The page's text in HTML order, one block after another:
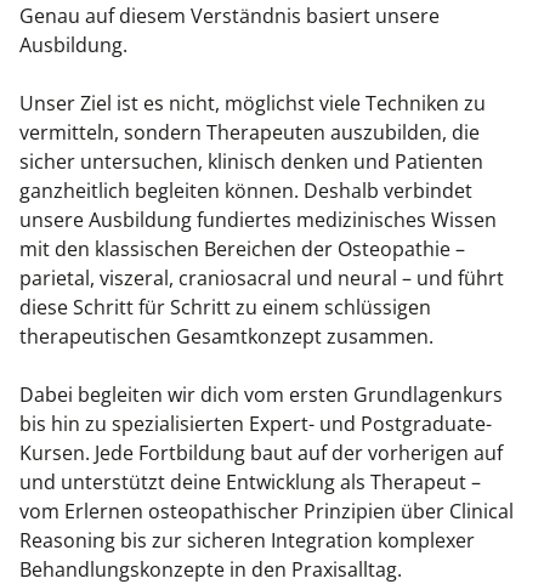
Genau auf diesem Verständnis basiert unsere
Ausbildung.
Unser Ziel ist es nicht, möglichst viele Techniken zu
vermitteln, sondern Therapeuten auszubilden, die
sicher untersuchen, klinisch denken und Patienten
ganzheitlich begleiten können. Deshalb verbindet
unsere Ausbildung fundiertes medizinisches Wissen
mit den klassischen Bereichen der Osteopathie –
parietal, viszeral, craniosacral und neural – und führt
diese Schritt für Schritt zu einem schlüssigen
therapeutischen Gesamtkonzept zusammen.
Dabei begleiten wir dich vom ersten Grundlagenkurs
bis hin zu spezialisierten Expert- und Postgraduate-
Kursen. Jede Fortbildung baut auf der vorherigen auf
und unterstützt deine Entwicklung als Therapeut –
vom Erlernen osteopathischer Prinzipien über Clinical
Reasoning bis zur sicheren Integration komplexer
Behandlungskonzepte in den Praxisalltag.